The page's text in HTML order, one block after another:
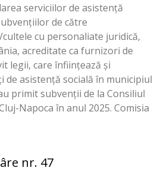
serviciilor de asistență
de către
cu personaliate juridică,
acreditate ca furnizori de
legii, care înființează și
de asistență socială în municipiul
primit subvenții de la Consiliul
Napoca în anul 2025. Comisia
nr. 47